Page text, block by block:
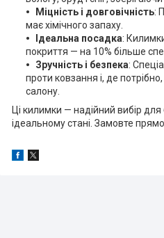
Міцність і довговічність:
має хімічного запаху.
Ідеальна посадка:
покриття — на 10% більше
Зручність і безпека:
проти ковзання і, де
салону.
Ці килимки — надійний вибір
ідеальному стані. Замовте